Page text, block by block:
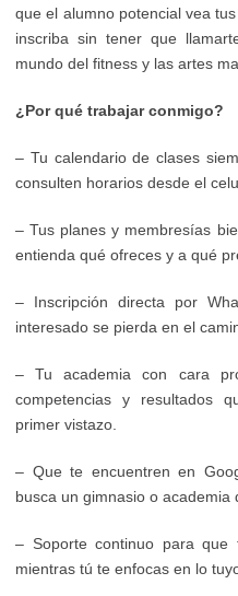
que el alumno potencial vea
inscriba sin tener que
mundo del fitness y las artes
¿Por qué trabajar conmigo?
– Tu calendario de clases
consulten horarios desde el
– Tus planes y membresías
entienda qué ofreces y a qué
– Inscripción directa por
interesado se pierda en el
– Tu academia con cara
competencias y resultados
primer vistazo.
– Que te encuentren en
busca un gimnasio o academia
– Soporte continuo para que
mientras tú te enfocas en lo